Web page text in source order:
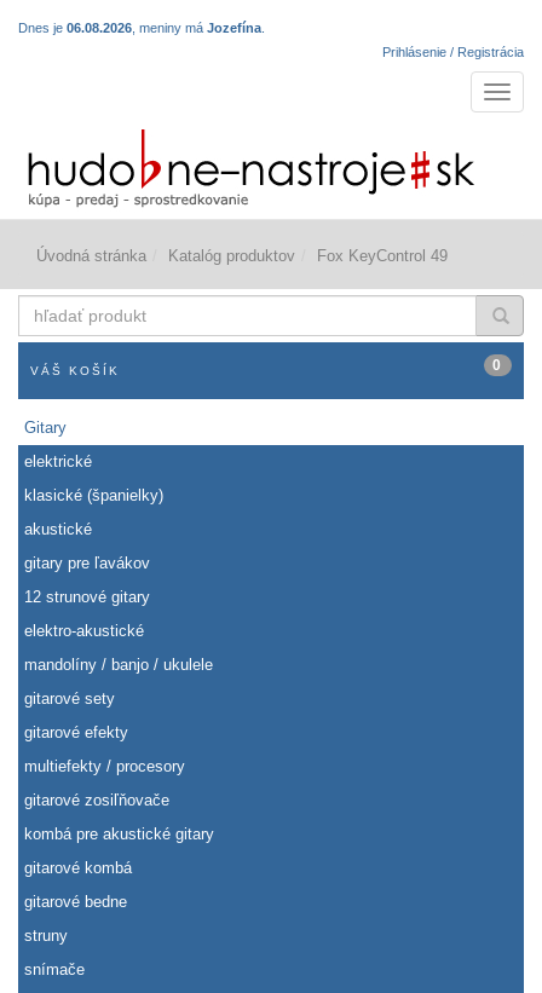
Dnes je 06.08.2026 , meniny má Jozefína
Prihlásenie / Registrácia
Úvodná stránka Katalóg produktov Fox KeyControl 49
produkt
VÁŠ KOŠÍK 0
Gitary
elektrické
klasické (španielky)
akustické
gitary pre ľavákov
12 strunové gitary
elektro-akustické
mandolíny / banjo / ukulele
gitarové sety
gitarové efekty
multiefekty / procesory
gitarové zosiľňovače
kombá pre akustické gitary
gitarové kombá
gitarové bedne
struny
snímače